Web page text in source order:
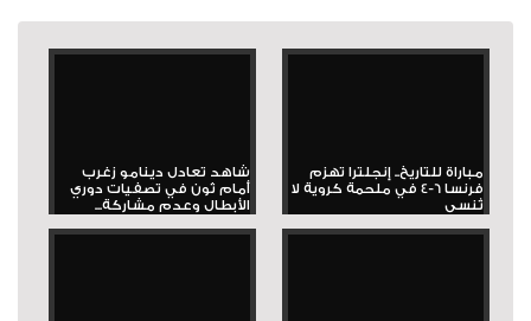
مباراة للتاريخ.. إنجلترا تهزم
فرنسا 6-4 في ملحمة كروية لا
تُنسى
شاهد تعادل دينامو زغرب
أمام ثون في تصفيات دوري
الأبطال وعدم مشاركة...